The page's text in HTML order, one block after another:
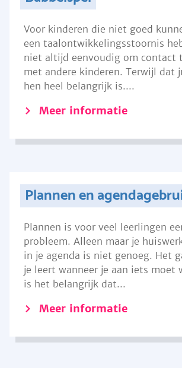
Voor kinderen die niet goed
een taalontwikkelingsstoornis
niet altijd eenvoudig om contact
met andere kinderen. Terwijl dat
hen heel belangrijk is....
Meer informatie
Plannen en
Plannen is voor veel leerlingen
probleem. Alleen maar je
in je agenda is niet genoeg. Het
je leert wanneer je aan iets moet
is het belangrijk dat...
Meer informatie